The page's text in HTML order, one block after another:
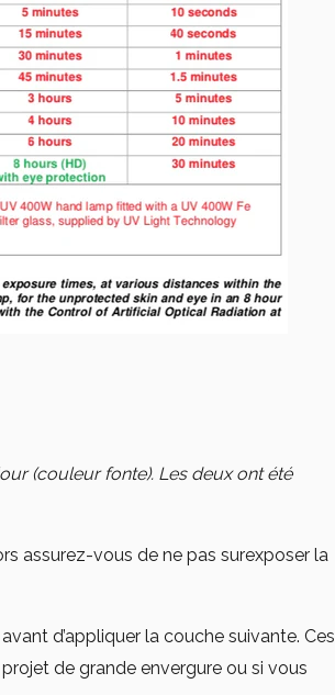
(couleur fonte). Les deux ont été
assurez-vous de ne pas surexposer la
d’appliquer la couche suivante. Ces
de grande envergure ou si vous